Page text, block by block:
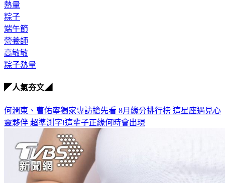
熱量
粽子
端午節
營養師
高敏敏
粽子熱量
◤人氣夯文◢
何潤東、曹佑寧獨家專訪搶先看 8月緣分排行榜 這星座遇見心
靈夥伴 超準測字!這輩子正緣何時會出現